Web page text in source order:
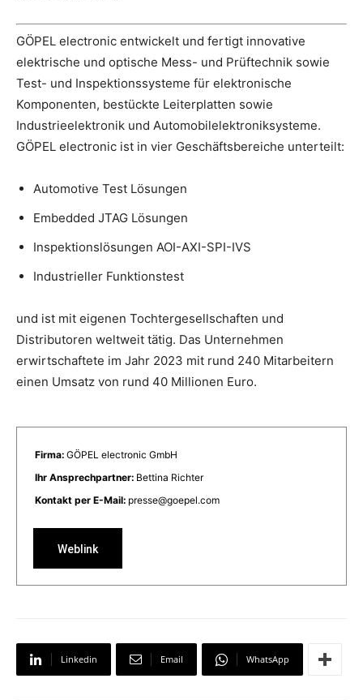
GÖPEL electronic entwickelt und fertigt innovative
elektrische und optische Mess- und Prüftechnik sowie
Test- und Inspektionssysteme für elektronische
Komponenten, bestückte Leiterplatten sowie
Industrieelektronik und Automobilelektroniksysteme.
GÖPEL electronic ist in vier Geschäftsbereiche unterteilt:
Automotive Test Lösungen
Embedded JTAG Lösungen
Inspektionslösungen AOI-AXI-SPI-IVS
Industrieller Funktionstest
und ist mit eigenen Tochtergesellschaften und
Distributoren weltweit tätig. Das Unternehmen
erwirtschaftete im Jahr 2023 mit rund 240 Mitarbeitern
einen Umsatz von rund 40 Millionen Euro.
Firma: GÖPEL electronic GmbH
Ihr Ansprechpartner: Bettina Richter
Kontakt per E-Mail: presse@goepel.com
Weblink
Linkedin Email WhatsApp